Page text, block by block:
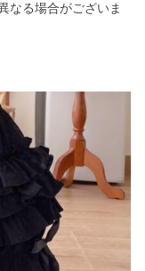
なる場合がございま